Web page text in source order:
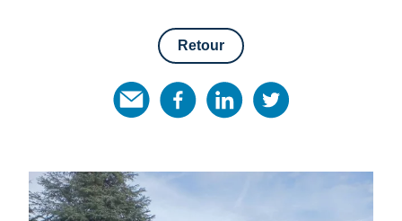
Retour